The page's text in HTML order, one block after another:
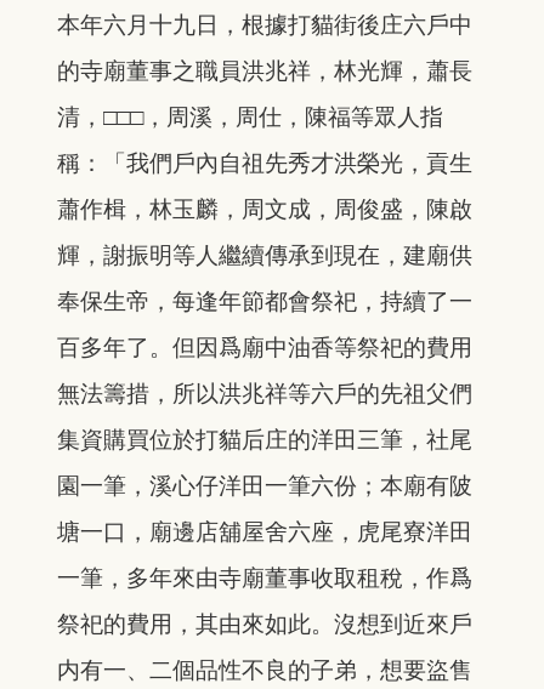
本年六月十九日，根據打貓街後庄六戶中
的寺廟董事之職員洪兆祥，林光輝，蕭長
清，□□□，周溪，周仕，陳福等眾人指
稱：「我們戶內自祖先秀才洪榮光，貢生
蕭作楫，林玉麟，周文成，周俊盛，陳啟
輝，謝振明等人繼續傳承到現在，建廟供
奉保生帝，每逢年節都會祭祀，持續了一
百多年了。但因爲廟中油香等祭祀的費用
無法籌措，所以洪兆祥等六戶的先祖父們
集資購買位於打貓后庄的洋田三筆，社尾
園一筆，溪心仔洋田一筆六份；本廟有陂
塘一口，廟邊店舖屋舍六座，虎尾寮洋田
一筆，多年來由寺廟董事收取租稅，作爲
祭祀的費用，其由來如此。沒想到近來戶
内有一、二個品性不良的子弟，想要盜售